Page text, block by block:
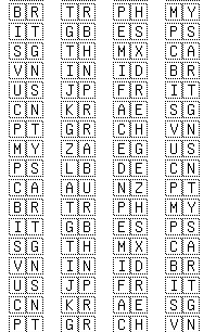
🇧🇷
🇹🇷 🇵🇭 🇲🇾
🇮🇹
🇬🇧 🇪🇸 🇵🇸
🇸🇬
🇹🇭 🇲🇽 🇨🇦
🇻🇳
🇮🇳 🇮🇩 🇧🇷
🇺🇸
🇯🇵 🇫🇷 🇮🇹
🇨🇳
🇰🇷 🇦🇪 🇸🇬
🇵🇹
🇬🇷 🇨🇭 🇻🇳
🇲🇾
🇿🇦 🇪🇬 🇺🇸
🇵🇸
🇱🇧 🇩🇪 🇨🇳
🇨🇦
🇦🇺 🇳🇿 🇵🇹
🇧🇷
🇹🇷 🇵🇭 🇲🇾
🇮🇹
🇬🇧 🇪🇸 🇵🇸
🇸🇬
🇹🇭 🇲🇽 🇨🇦
🇻🇳
🇮🇳 🇮🇩 🇧🇷
🇺🇸
🇯🇵 🇫🇷 🇮🇹
🇨🇳
🇰🇷 🇦🇪 🇸🇬
🇵🇹
🇬🇷 🇨🇭 🇻🇳